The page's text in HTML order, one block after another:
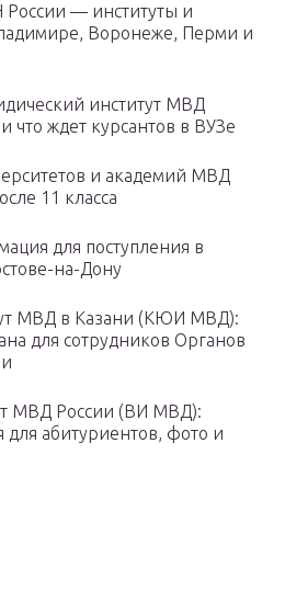
— институты и
Воронеже, Перми и
институт МВД
что ждет курсантов в ВУЗе
и академий МВД
11 класса
для поступления в
на-Дону
МВД в Казани (КЮИ МВД):
для сотрудников Органов
МВД России (ВИ МВД):
абитуриентов, фото и